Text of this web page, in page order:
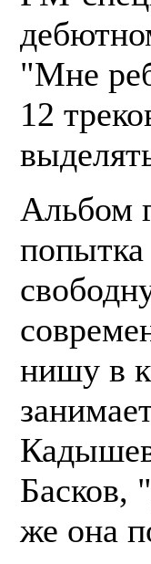
"Мне
12
Альбом
нишу в
Басков,
же она